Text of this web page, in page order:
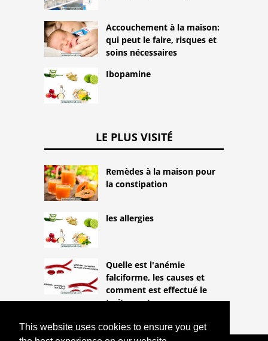
This website uses cookies to ensure you get
Accouchement à la maison:
qui peut le faire, risques et
soins nécessaires
Ibopamine
LE PLUS VISITÉ
Remèdes à la maison pour
la constipation
les allergies
Quelle est l'anémie
falciforme, les causes et
comment est effectué le
traitement